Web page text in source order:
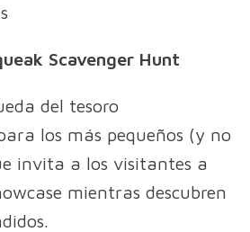
Scavenger Hunt
del tesoro
los más pequeños (y no
invita a los visitantes a
mientras descubren